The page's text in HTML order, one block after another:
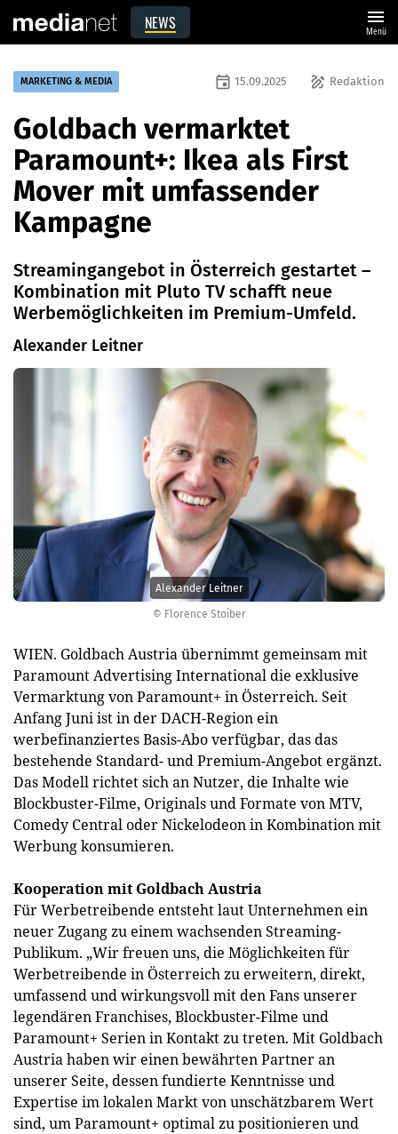
NEWS menu
Menü
© Florence Stoiber
Alexander Leitner
MARKETING & MEDIA draw Redaktion
event 15.09.2025
Goldbach vermarktet
Paramount+: Ikea als First
Mover mit umfassender
Kampagne
Streamingangebot in Österreich gestartet –
Kombination mit Pluto TV schafft neue
Werbemöglichkeiten im Premium-Umfeld.
Alexander Leitner
WIEN. Goldbach Austria übernimmt gemeinsam mit
Paramount Advertising International die exklusive
Vermarktung von Paramount+ in Österreich. Seit
Anfang Juni ist in der DACH-Region ein
werbefinanziertes Basis-Abo verfügbar, das das
bestehende Standard- und Premium-Angebot ergänzt.
Das Modell richtet sich an Nutzer, die Inhalte wie
Blockbuster-Filme, Originals und Formate von MTV,
Comedy Central oder Nickelodeon in Kombination mit
Werbung konsumieren.
Kooperation mit Goldbach Austria
Für Werbetreibende entsteht laut Unternehmen ein
neuer Zugang zu einem wachsenden Streaming-
Publikum. „Wir freuen uns, die Möglichkeiten für
Werbetreibende in Österreich zu erweitern, direkt,
umfassend und wirkungsvoll mit den Fans unserer
legendären Franchises, Blockbuster-Filme und
Paramount+ Serien in Kontakt zu treten. Mit Goldbach
Austria haben wir einen bewährten Partner an
unserer Seite, dessen fundierte Kenntnisse und
Expertise im lokalen Markt von unschätzbarem Wert
sind, um Paramount+ optimal zu positionieren und